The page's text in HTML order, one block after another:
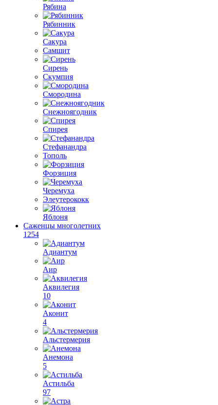
Рябина
Рябинник
Сакура
Самшит
Сирень
Скумпия
Смородина
Снежноягодник
Спирея
Стефанандра
Тополь
Форзиция
Черемуха
Элеутерококк
Яблоня
Саженцы многолетних
1254
Адиантум
Аир
Аквилегия
10
Аконит
4
Альстермерия
Анемона
5
Астильба
97